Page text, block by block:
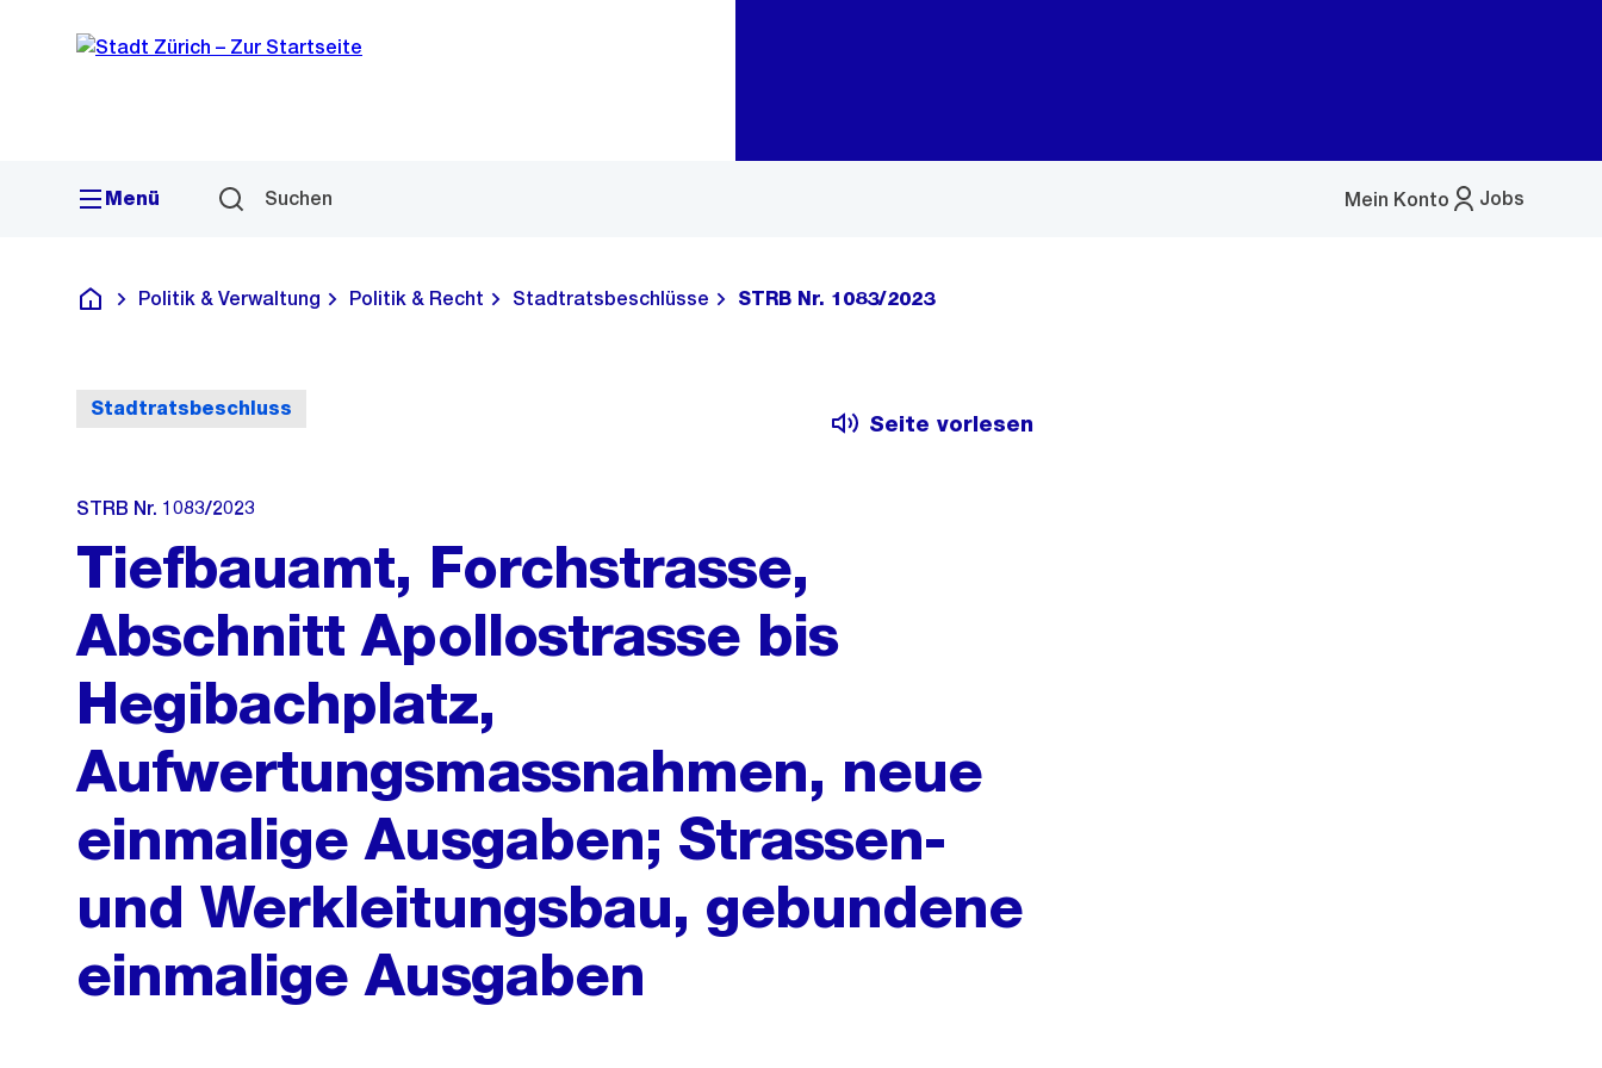
Navigation
Sprunglink
Menü Suchen Jobs
Mein Konto
Menü
Deutsch
Politik & Verwaltung Politik & Recht Stadtratsbeschlüsse STRB Nr. 1083/2023
Stadtratsbeschluss
Seite vorlesen
STRB Nr. 1083/2023
Tiefbauamt, Forchstrasse,
Abschnitt Apollostrasse bis
Hegibachplatz,
Aufwertungsmassnahmen, neue
einmalige Ausgaben; Strassen-
und Werkleitungsbau, gebundene
einmalige Ausgaben